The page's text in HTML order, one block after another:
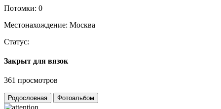
Потомки: 0
Местонахождение: Москва
Статус:
Закрыт для вязок
361 просмотров
Родословная Фотоальбом